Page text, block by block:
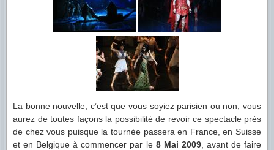
La bonne nouvelle, c’est que vous soyiez parisien ou non, vous
aurez de toutes façons la possibilité de revoir ce spectacle près
de chez vous puisque la tournée passera en France, en Suisse
et en Belgique à commencer par le 8 Mai 2009, avant de faire